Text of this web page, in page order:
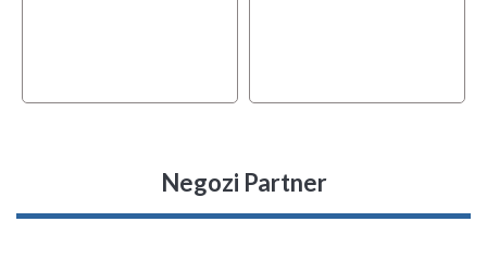
Negozi Partner